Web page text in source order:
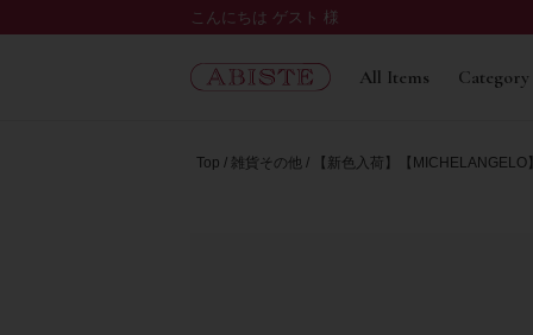
こんにちは ゲスト 様
All Items Category
Top 雑貨その他 【新色入荷】【